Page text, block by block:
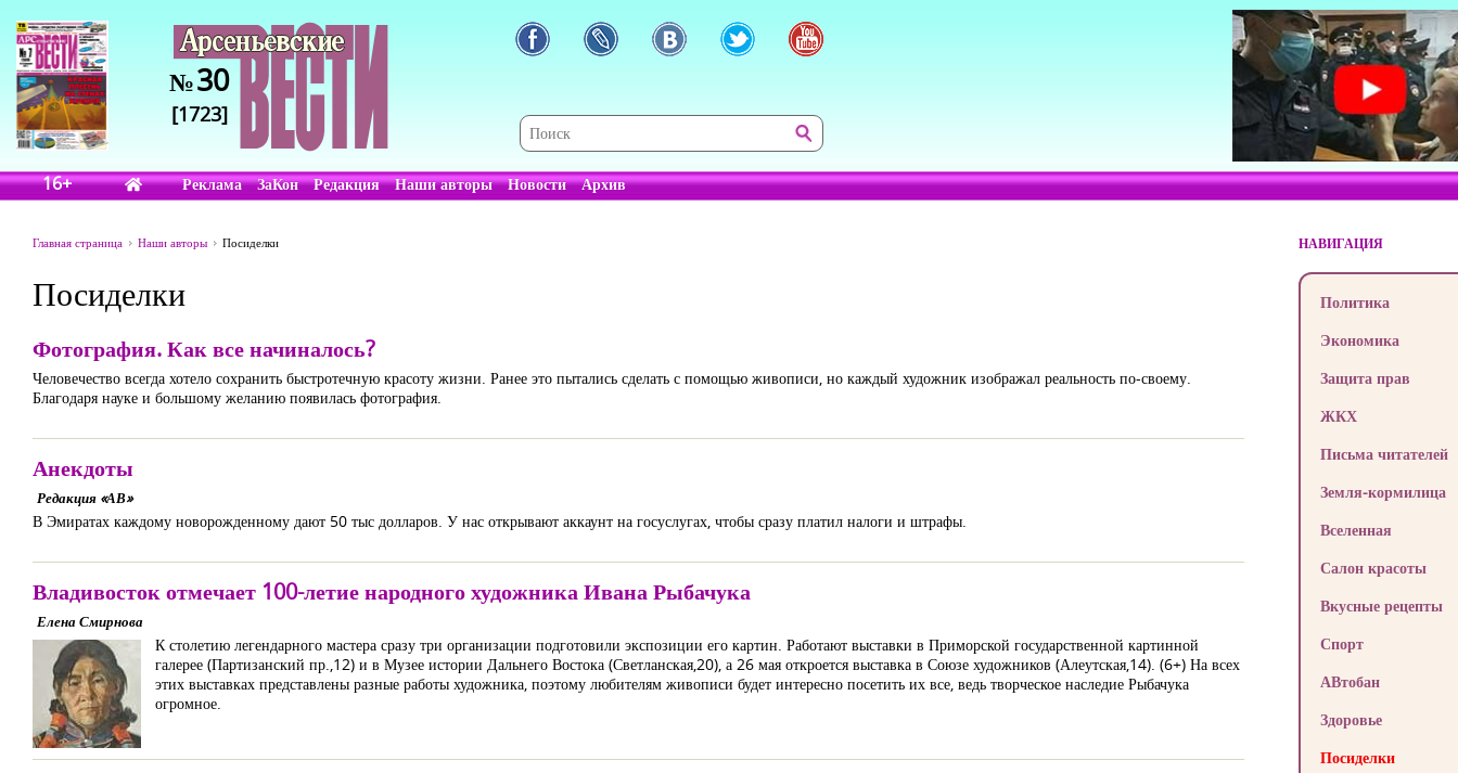
№30
[1723]
16+ Реклама ЗаКон Редакция Наши авторы Новости Архив
Главная страница Наши авторы Посиделки
Посиделки
Фотография. Как все начиналось?
Человечество всегда хотело сохранить быстротечную красоту жизни. Ранее это пытались сделать с помощью живописи, но каждый художник изображал реальность по-своему.
Благодаря науке и большому желанию появилась фотография.
Анекдоты
Редакция «АВ»
В Эмиратах каждому новорожденному дают 50 тыс долларов. У нас открывают аккаунт на госуслугах, чтобы сразу платил налоги и штрафы.
Владивосток отмечает 100-летие народного художника Ивана Рыбачука
Елена Смирнова
К столетию легендарного мастера сразу три организации подготовили экспозиции его картин. Работают выставки в Приморской государственной картинной
галерее (Партизанский пр.,12) и в Музее истории Дальнего Востока (Светланская,20), а 26 мая откроется выставка в Союзе художников (Алеутская,14). (6+) На всех
этих выставках представлены разные работы художника, поэтому любителям живописи будет интересно посетить их все, ведь творческое наследие Рыбачука
огромное.
НАВИГАЦИЯ
Политика
Экономика
Защита прав
ЖКХ
Письма читателей
Земля-кормилица
Вселенная
Салон красоты
Вкусные рецепты
Спорт
АВтобан
Здоровье
Посиделки